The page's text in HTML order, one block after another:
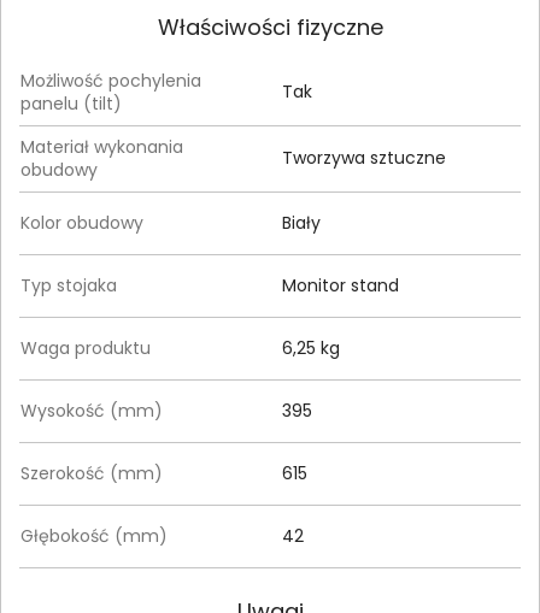
Właściwości fizyczne
Możliwość pochylenia
panelu (tilt)
Tak
Materiał wykonania
obudowy
Tworzywa sztuczne
Kolor obudowy Biały
Typ stojaka Monitor stand
Waga produktu 6,25 kg
Wysokość (mm) 395
Szerokość (mm) 615
Głębokość (mm) 42